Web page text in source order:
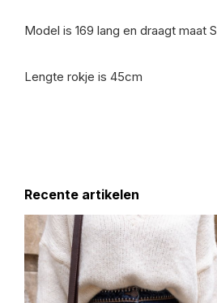
Model is 169 lang en draagt maat S
Lengte rokje is 45cm
Recente artikelen